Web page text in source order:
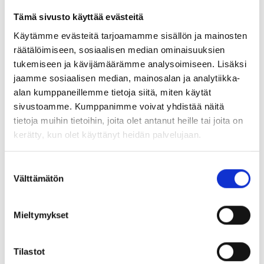
Tämä sivusto käyttää evästeitä
Käytämme evästeitä tarjoamamme sisällön ja mainosten
räätälöimiseen, sosiaalisen median ominaisuuksien
tukemiseen ja kävijämäärämme analysoimiseen. Lisäksi
jaamme sosiaalisen median, mainosalan ja analytiikka-
alan kumppaneillemme tietoja siitä, miten käytät
sivustoamme. Kumppanimme voivat yhdistää näitä
tietoja muihin tietoihin, joita olet antanut heille tai joita on
kerätty, kun olet käyttänyt heidän palvelujaan.
valinta
Välttämätön
Mieltymykset
Tilastot
koulutuserojen välillä aika pienet. Työehtosopimusten
yleiskorotukset ovat siis edelleenkin hyvin solidaarisia ja
varmistavat koko työvoiman positiivisen ansiokehityksen.
Tulos on looginen, sillä myös neuvotteluissa käytetty
valta tai painostuskeinojen tehokkuus perustuu
joukkovoimaan.
Työtehtävien vaihtajien(toinen sarake) palkkakehitys on
ollut selkeästi paremmalla tasolla kuintyössään jatkajilla
koulutustasojen väliset erot eivät olleet enää niin suuret
vuosina 2015–2020 kuin mitä ne olivat vuosisadan alussa.
Tutkimustulokset kertovat: Työpaikan
korkeakoulutettuna